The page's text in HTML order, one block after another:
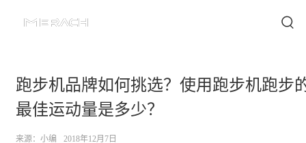
跑步机品牌如何挑选？使用跑步机跑步
最佳运动量是多少？
来源： 小编 2018年12月7日